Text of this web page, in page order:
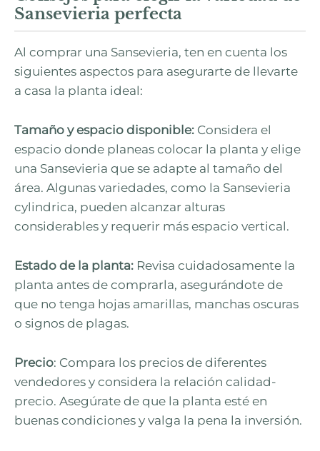
Sansevieria perfecta
Al comprar una Sansevieria, ten en cuenta los
siguientes aspectos para asegurarte de llevarte
a casa la planta ideal:
Tamaño y espacio disponible: Considera el
espacio donde planeas colocar la planta y elige
una Sansevieria que se adapte al tamaño del
área. Algunas variedades, como la Sansevieria
cylindrica, pueden alcanzar alturas
considerables y requerir más espacio vertical.
Estado de la planta: Revisa cuidadosamente la
planta antes de comprarla, asegurándote de
que no tenga hojas amarillas, manchas oscuras
o signos de plagas.
Precio: Compara los precios de diferentes
vendedores y considera la relación calidad-
precio. Asegúrate de que la planta esté en
buenas condiciones y valga la pena la inversión.